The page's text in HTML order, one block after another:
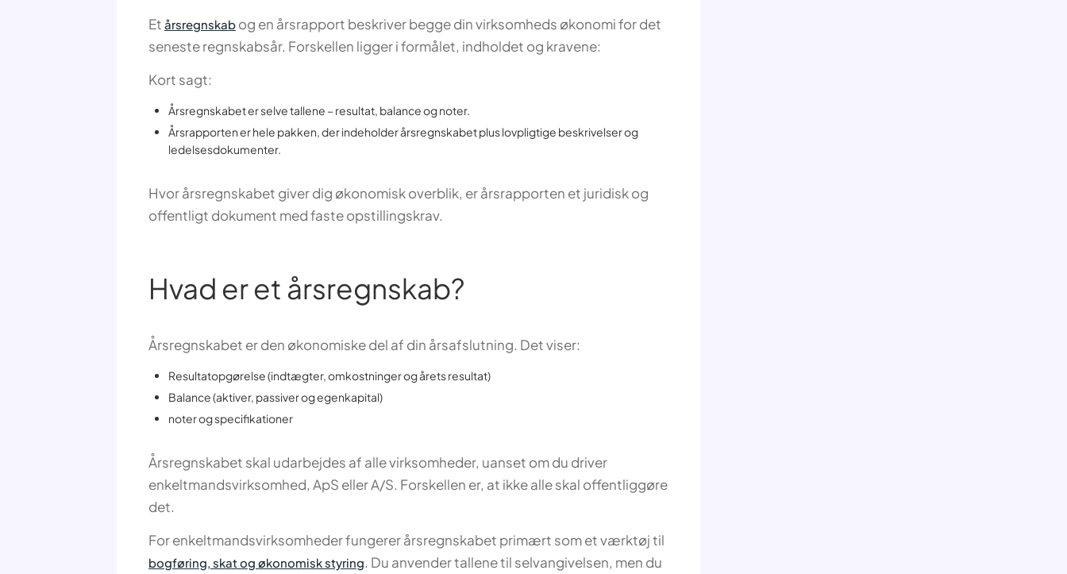
Et årsregnskab og en årsrapport beskriver begge din virksomheds økonomi for det
seneste regnskabsår. Forskellen ligger i formålet, indholdet og kravene:
Kort sagt:
Årsregnskabet er selve tallene – resultat, balance og noter.
Årsrapporten er hele pakken, der indeholder årsregnskabet plus lovpligtige beskrivelser og
ledelsesdokumenter.
Hvor årsregnskabet giver dig økonomisk overblik, er årsrapporten et juridisk og
offentligt dokument med faste opstillingskrav.
Hvad er et årsregnskab?
Årsregnskabet er den økonomiske del af din årsafslutning. Det viser:
Resultatopgørelse (indtægter, omkostninger og årets resultat)
Balance (aktiver, passiver og egenkapital)
noter og specifikationer
Årsregnskabet skal udarbejdes af alle virksomheder, uanset om du driver
enkeltmandsvirksomhed, ApS eller A/S. Forskellen er, at ikke alle skal offentliggøre
det.
For enkeltmandsvirksomheder fungerer årsregnskabet primært som et værktøj til
bogføring, skat og økonomisk styring. Du anvender tallene til selvangivelsen, men du